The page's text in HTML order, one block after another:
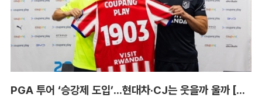
PGA 투어 ‘승강제 도입’...현대차·CJ는 웃을까 울까 [박호윤의 IN&OUT]